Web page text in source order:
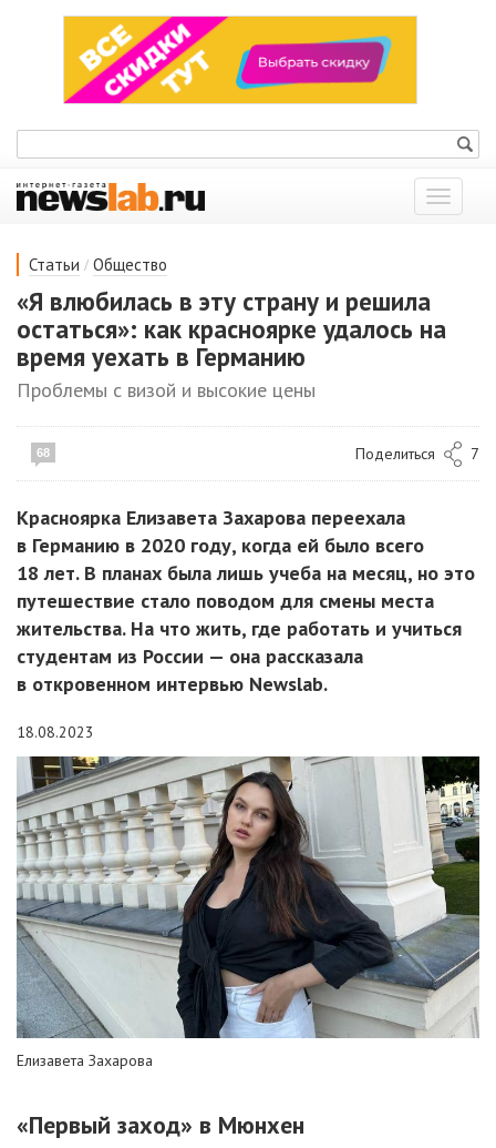
Показать
меню
Статьи / Общество
«Я влюбилась в эту страну и решила
остаться»: как красноярке удалось на
время уехать в Германию
Проблемы с визой и высокие цены
68 Поделиться 7
Красноярка Елизавета Захарова переехала
в Германию в 2020 году, когда ей было всего
18 лет. В планах была лишь учеба на месяц, но это
путешествие стало поводом для смены места
жительства. На что жить, где работать и учиться
студентам из России — она рассказала
в откровенном интервью Newslab.
18.08.2023
Елизавета Захарова
«Первый заход» в Мюнхен